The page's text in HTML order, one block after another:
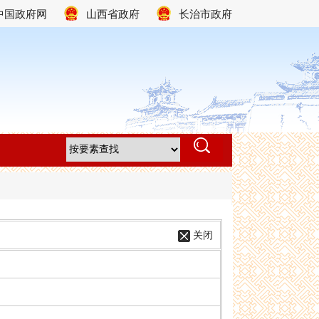
国政府网 山西省政府 长治市政府
关闭